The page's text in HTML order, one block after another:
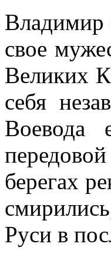
Владимир
свое
Великих
себя
Воевода
берегах
Руси в